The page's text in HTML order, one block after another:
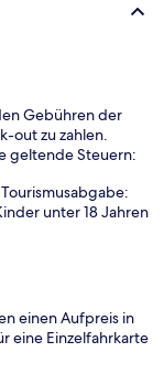
Gebühren der
out zu zahlen.
geltende Steuern:
unter 18 Jahren
einen Aufpreis in
eine Einzelfahrkarte